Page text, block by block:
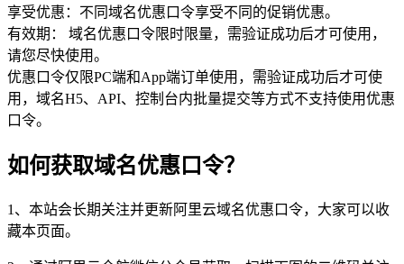
享受优惠：不同域名优惠口令享受不同的促销优惠。
有效期： 域名优惠口令限时限量，需验证成功后才可使用，
请您尽快使用。
优惠口令仅限PC端和App端订单使用，需验证成功后才可使
用，域名H5、API、控制台内批量提交等方式不支持使用优惠
口令。
如何获取域名优惠口令？
1、本站会长期关注并更新阿里云域名优惠口令，大家可以收
藏本页面。